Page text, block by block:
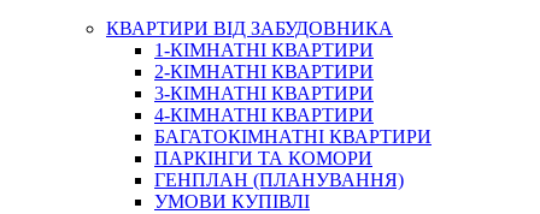
КВАРТИРИ ВІД ЗАБУДОВНИКА
1-КІМНАТНІ КВАРТИРИ
2-КІМНАТНІ КВАРТИРИ
3-КІМНАТНІ КВАРТИРИ
4-КІМНАТНІ КВАРТИРИ
БАГАТОКІМНАТНІ КВАРТИРИ
ПАРКІНГИ ТА КОМОРИ
ГЕНПЛАН (ПЛАНУВАННЯ)
УМОВИ КУПІВЛІ